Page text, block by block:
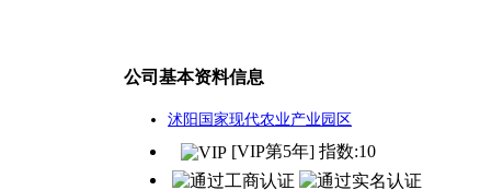
公司基本资料信息
沭阳国家现代农业产业园区
[VIP第5年] 指数:10